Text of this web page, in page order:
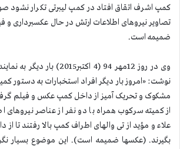
كمپ اشرف اتقاق افتاد در كمپ لیبرتی تكرار نشود
تصاویر نیروهای اطلاعات ارتش در حال عكسبرداری و
ضمیمه است.
وی در روز 12مهر 94 (4
نوشت: «امروز بار دیگر افراد استخبارات به دستور
مشکوک و تحریک آمیز از داخل کمپ عکس و فیلم
از کمیته سرکوب همراه با دو نفر از عناصر نیروهای
علاء و مؤید از تی والهای اطراف کمپ بالا رفتند تا
بگیرند. (عکسها ضمیمه است). این موضوع بسیار